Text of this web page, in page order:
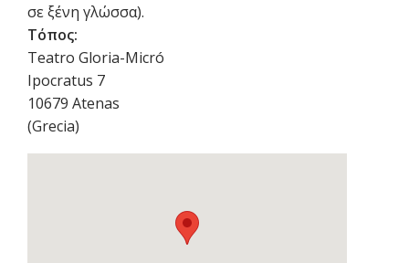
σε ξένη γλώσσα).
Τόπος:
Teatro Gloria-Micró
Ipocratus 7
10679 Atenas
(Grecia)